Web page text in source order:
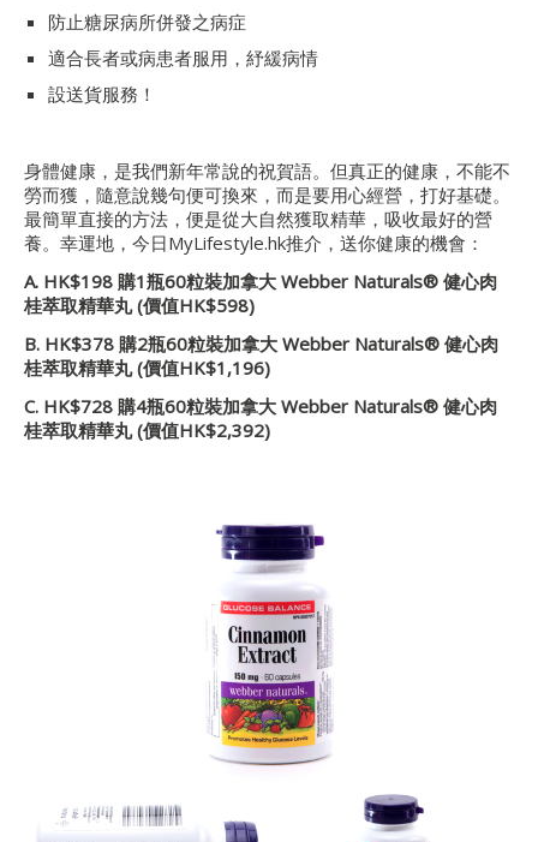
防止糖尿病所併發之病症
適合長者或病患者服用，紓緩病情
設送貨服務！
身體健康，是我們新年常說的祝賀語。但真正的健康，不能不
勞而獲，隨意說幾句便可換來，而是要用心經營，打好基礎。
最簡單直接的方法，便是從大自然獲取精華，吸收最好的營
養。幸運地，今日MyLifestyle.hk推介，送你健康的機會：
A. HK$198 購1瓶60粒裝加拿大 Webber Naturals® 健心肉
桂萃取精華丸 (價值HK$598)
B. HK$378 購2瓶60粒裝加拿大 Webber Naturals® 健心肉
桂萃取精華丸 (價值HK$1,196)
C. HK$728 購4瓶60粒裝加拿大 Webber Naturals® 健心肉
桂萃取精華丸 (價值HK$2,392)